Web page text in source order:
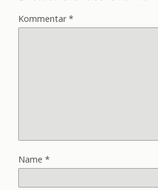
Kommentar*
Name *